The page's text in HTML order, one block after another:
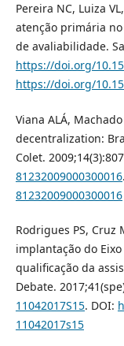
Pereira NC, Luiza
atenção primária
de avaliabilidade.
https://doi.org/
https://doi.org/
Viana ALÁ,
decentralization:
Colet.
81232009000300016
81232009000300016
Rodrigues PS, Cruz
implantação do
qualificação da
Debate.
11042017S15. DOI:
11042017s15